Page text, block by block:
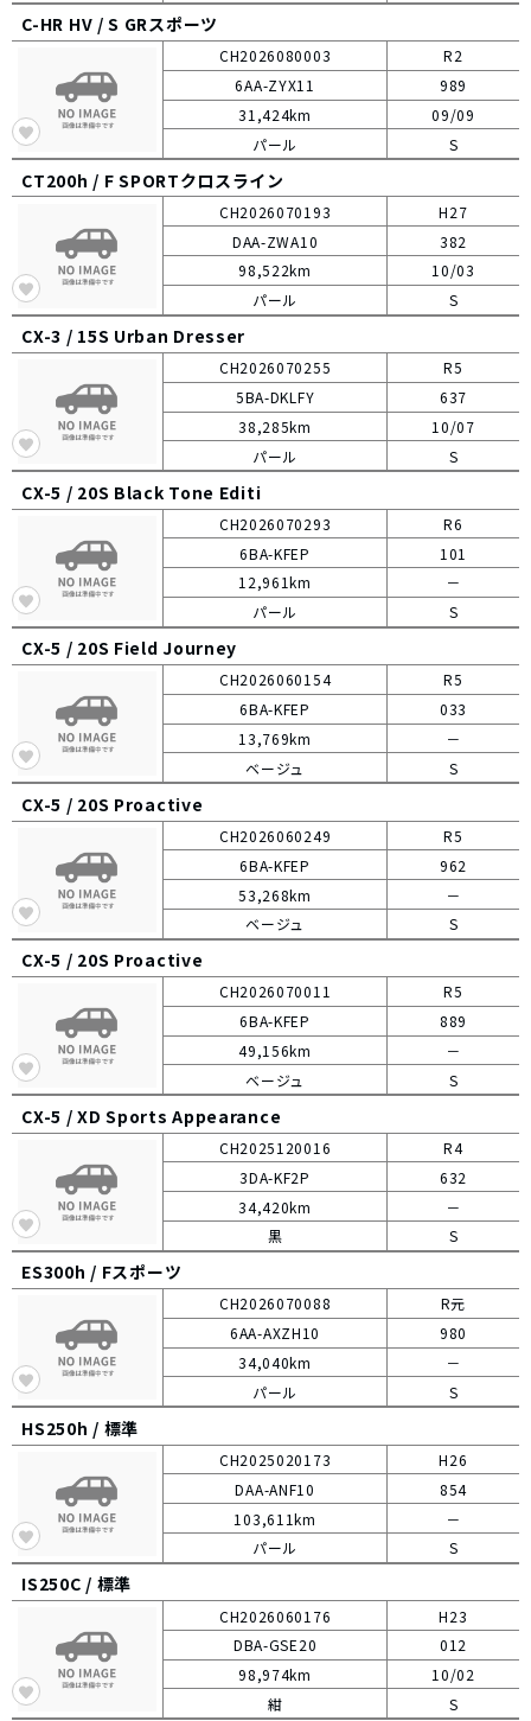
C-HR HV /S GRスポーツ
CH2026080003
R2
6AA-ZYX11
989
09/09
31,424km
パール
S
CT200h / F SPORTクロスライン
CH2026070193
H27
DAA-ZWA10
382
10/03
98,522km
パール
S
CX-3 / 15S Urban Dresser
CH2026070255
R5
5BA-DKLFY
637
10/07
38,285km
パール
S
CX-5 / 20S Black Tone Editi
CH2026070293
R6
6BA-KFEP
101
－
12,961km
パール
S
CX-5 / 20S Field Journey
CH2026060154
R5
6BA-KFEP
033
－
13,769km
ベージュ
S
CX-5 / 20S Proactive
CH2026060249
R5
6BA-KFEP
962
－
53,268km
ベージュ
S
CX-5 / 20S Proactive
CH2026070011
R5
6BA-KFEP
889
－
49,156km
ベージュ
S
CX-5 /XD Sports Appearance
CH2025120016
R4
3DA-KF2P
632
－
34,420km
黒
S
ES300h / Fスポーツ
CH2026070088
R元
6AA-AXZH10
980
－
34,040km
パール
S
HS250h / 標準
CH2025020173
H26
DAA-ANF10
854
－
103,611km
パール
S
IS250C / 標準
CH2026060176
H23
DBA-GSE20
012
10/02
98,974km
紺
S